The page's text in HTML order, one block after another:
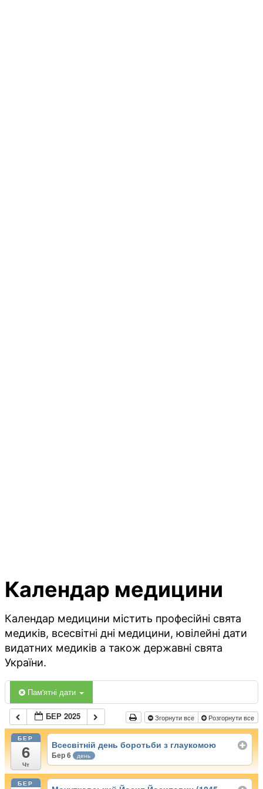
Календар медицини
Календар медицини містить професійні свята
медиків, всесвітні дні медицини, ювілейні дати
видатних медиків а також державні свята
України.
Пам'ятні дати
БЕР 2025 Згорнути все Розгорнути все
БЕР
6
Чт
Всесвітній день боротьби з глаукомою
Бер 6 день
БЕР